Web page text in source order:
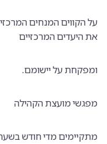
על הקווים המנחים
את היעדים המרכזיים
ומפקחת על יישומם.
מפגשי מועצת הקהילה